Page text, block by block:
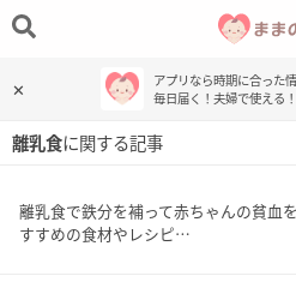
✕
アプリなら時期に合った
毎日届く！夫婦で使える！
離乳食に関する記事
離乳食で鉄分を補って赤ちゃんの貧血
すすめの食材やレシピ…